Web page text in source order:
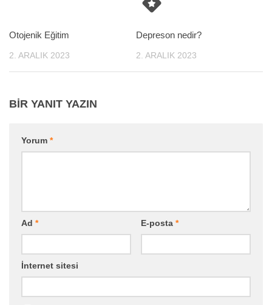
Otojenik Eğitim
2. ARALIK 2023
Depreson nedir?
2. ARALIK 2023
BIR YANIT YAZIN
Yorum *
Ad * E-posta *
İnternet sitesi